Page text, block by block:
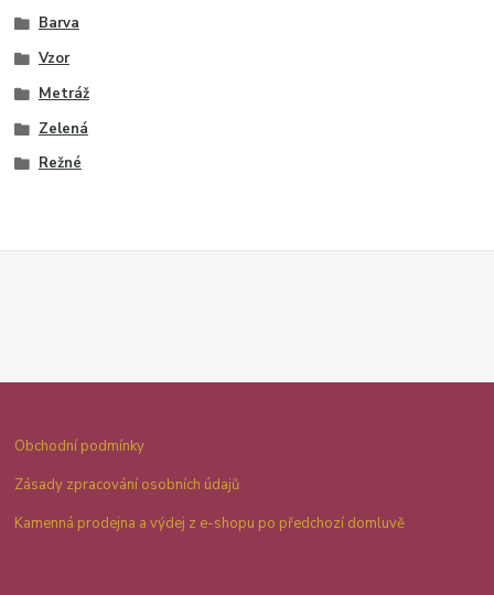
Barva
Vzor
Metráž
Zelená
Režné
Obchodní podmínky
Zásady zpracování osobních údajů
Kamenná prodejna a výdej z e-shopu po předchozí domluvě